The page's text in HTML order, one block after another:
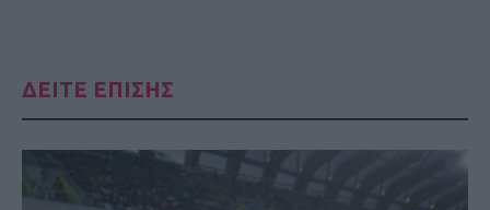
ΔΕΙΤΕ ΕΠΙΣΗΣ